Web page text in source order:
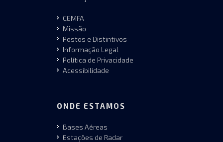
CEMFA
Missão
Postos e Distintivos
Informação Legal
Política de Privacidade
Acessibilidade
ONDE ESTAMOS
Bases Aéreas
Estações de Radar